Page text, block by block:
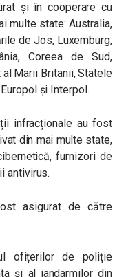
și în cooperare cu
multe state: Australia,
de Jos, Luxemburg,
Coreea de Sud,
al Marii Britanii, Statele
și Interpol.
infracționale au fost
din mai multe state,
furnizori de
antivirus.
asigurat de către
ofițerilor de poliție
și al jandarmilor din